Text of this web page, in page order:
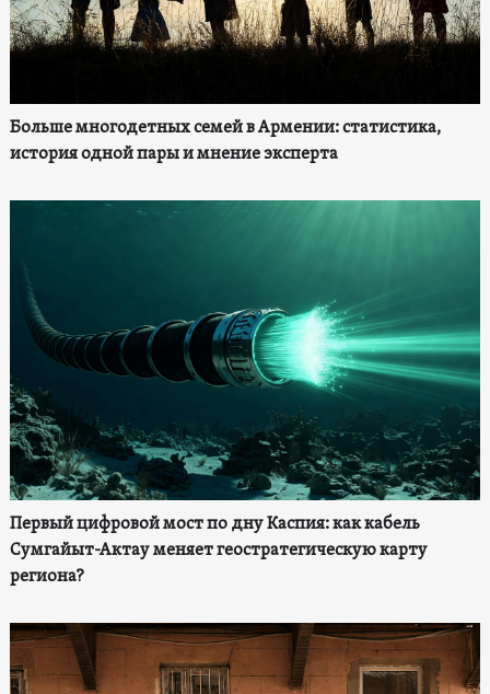
Больше многодетных семей в Армении: статистика,
история одной пары и мнение эксперта
Первый цифровой мост по дну Каспия: как кабель
Сумгайыт-Актау меняет геостратегическую карту
региона?